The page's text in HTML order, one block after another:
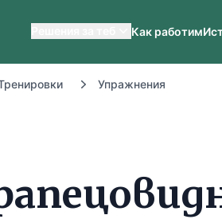
Как работим
Упражнения